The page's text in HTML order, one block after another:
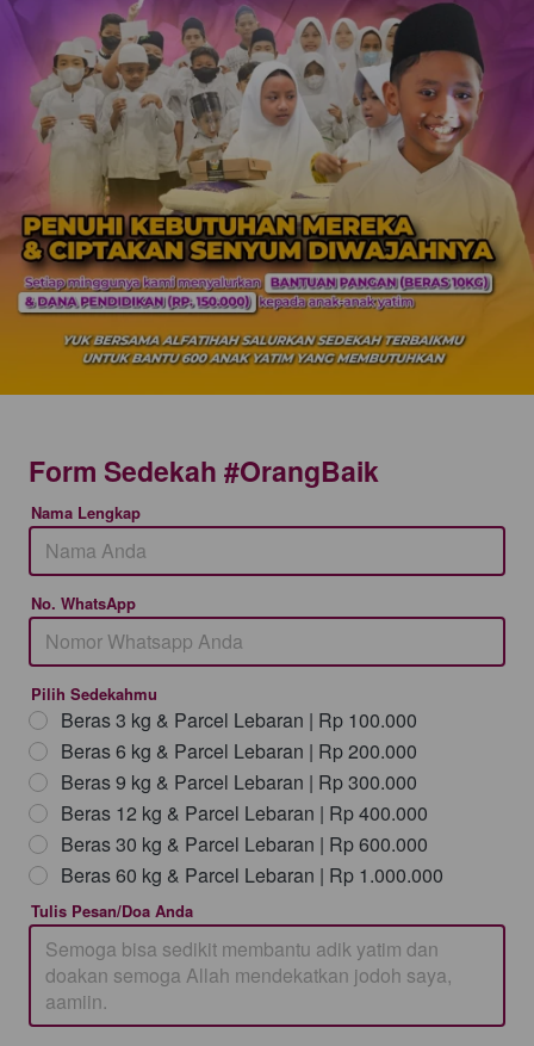
Form Sedekah #OrangBaik
Nama Lengkap
No. WhatsApp
Pilih Sedekahmu
Beras 3 kg & Parcel Lebaran | Rp 100.000
Beras 6 kg & Parcel Lebaran | Rp 200.000
Beras 9 kg & Parcel Lebaran | Rp 300.000
Beras 12 kg & Parcel Lebaran | Rp 400.000
Beras 30 kg & Parcel Lebaran | Rp 600.000
Beras 60 kg & Parcel Lebaran | Rp 1.000.000
Tulis Pesan/Doa Anda